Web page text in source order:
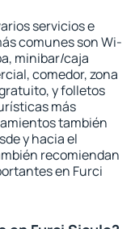
servicios e
comunes son Wi-
minibar/caja
comedor, zona
y folletos
más
también
y hacia el
recomiendan
en Furci